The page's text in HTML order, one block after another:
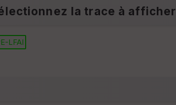
la trace à afficher
LFAI